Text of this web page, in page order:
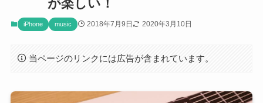
が楽しい！
iPhone music 2018年7月9日 2020年3月10日
当ページのリンクには広告が含まれています。